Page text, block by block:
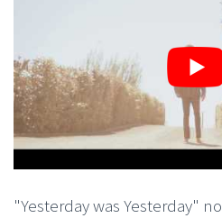
"Yesterday was Yesterday"